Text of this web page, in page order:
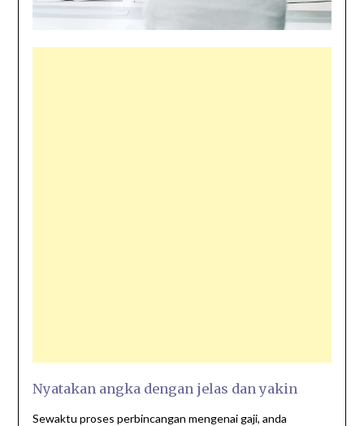
Nyatakan angka dengan jelas dan yakin
Sewaktu proses perbincangan mengenai gaji, anda